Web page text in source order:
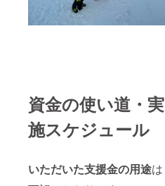
資金の使い道・実
施スケジュール
いただいた支援金の用途は